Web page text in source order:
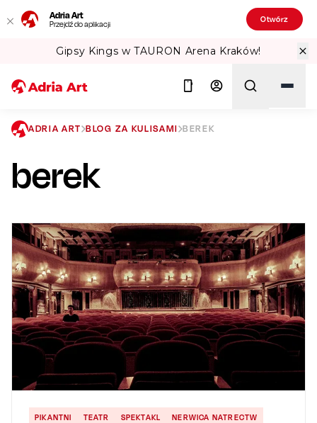
Adria Art
Przejdź do aplikacji Otwórz
Gipsy Kings w TAURON Arena Kraków!
ADRIA ART BLOG ZA KULISAMI BEREK
berek
PIKANTNI TEATR SPEKTAKL
NERWICA NATRECTW